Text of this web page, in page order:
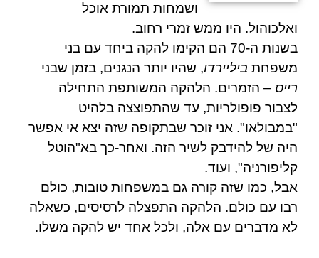
ושמחות תמורת אוכל
ואלכוהול. היו ממש זמרי רחוב.
בשנות ה-70 הם הקימו להקה ביחד עם בני
משפחת ביליירדו, שהיו יותר הנגנים, בזמן שבני
רייס – הזמרים. הלהקה המשותפת התחילה
לצבור פופולריות, עד שהתפוצצה בלהיט
"במבולאו". אני זוכר שבתקופה שזה יצא אי אפשר
היה של להידבק לשיר הזה. ואחר-כך בא"הוטל
קליפורניה", ועוד.
אבל, כמו שזה קורה גם במשפחות טובות, כולם
רבו עם כולם. הלהקה התפצלה לרסיסים, כשאלה
לא מדברים עם אלה, ולכל אחד יש להקה משלו.